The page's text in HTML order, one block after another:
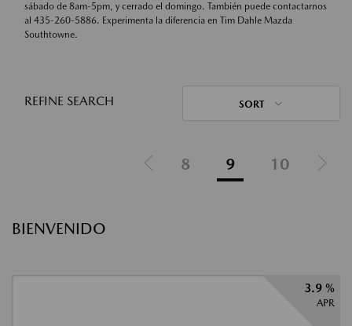
sábado de 8am-5pm, y cerrado el domingo. También puede contactarnos
al 435-260-5886. Experimenta la diferencia en Tim Dahle Mazda
Southtowne.
REFINE SEARCH SORT
8 9 10
BIENVENIDO
3.9 %
APR